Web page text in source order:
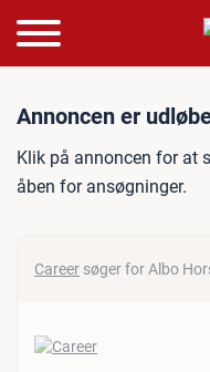
Annoncen er
Klik på annoncen for at
åben for ansøgninger.
Career søger for Albo